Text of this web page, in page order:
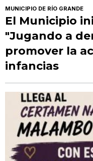
MUNICIPIO DE RÍO GRANDE
El Municipio
"Jugando a
promover la
infancias